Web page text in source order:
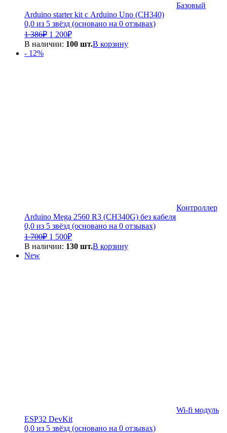
Базовый
Arduino starter kit с Arduino Uno (CH340)
0,0 из 5 звёзд (основано на 0 отзывах)
1 386₽ Первоначальная
цена
1 200₽Текущая
цена:
В наличии: 100 шт.В корзину
- 12%
Контроллер
Arduino Mega 2560 R3 (CH340G) без кабеля
0,0 из 5 звёзд (основано на 0 отзывах)
1 700₽ Первоначальная
цена
1 500₽Текущая
цена:
В наличии: 130 шт.В корзину
New
Wi-fi модуль
ESP32 DevKit
0,0 из 5 звёзд (основано на 0 отзывах)